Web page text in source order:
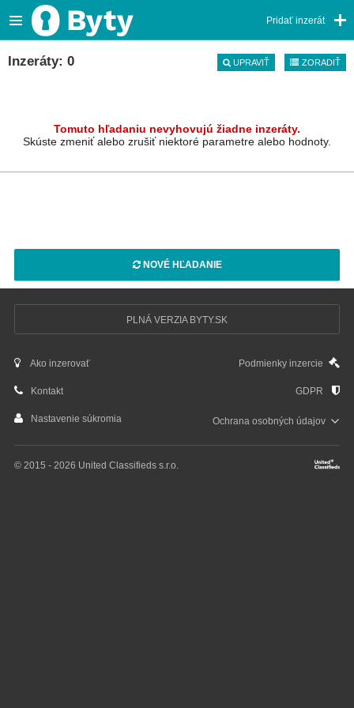
Pridať inzerát
Inzeráty: 0 UPRAVIŤ ZORADIŤ
Tomuto hľadaniu nevyhovujú žiadne inzeráty.
Skúste zmeniť alebo zrušiť niektoré parametre alebo hodnoty.
NOVÉ HĽADANIE
PLNÁ VERZIA BYTY.SK
Ako inzerovať Podmienky inzercie
Kontakt GDPR
Nastavenie súkromia Ochrana osobnýchúdajov
© 2015 - 2026 United Classifieds s.r.o.